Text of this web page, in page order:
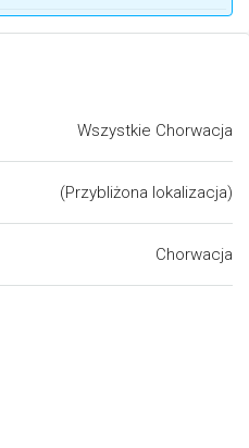
Wszystkie Chorwacja
(Przybliżona lokalizacja)
Chorwacja